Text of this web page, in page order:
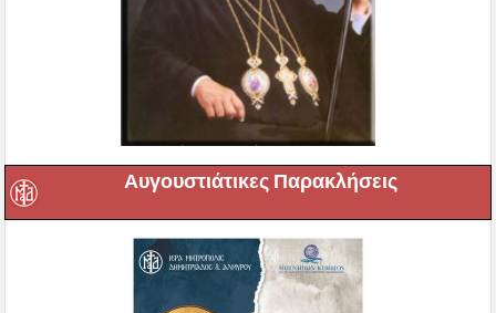
Αυγουστιάτικες Παρακλήσεις